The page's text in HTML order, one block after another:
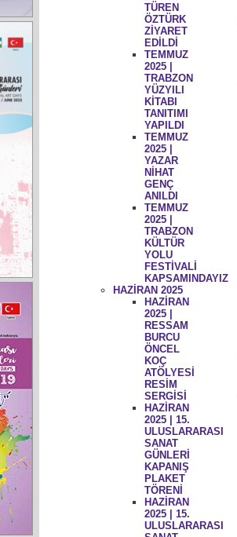
TÜREN
ÖZTÜRK
ZİYARET
EDİLDİ
TEMMUZ
2025 |
TRABZON
YÜZYILI
KİTABI
TANITIMI
YAPILDI
TEMMUZ
2025 |
YAZAR
NİHAT
GENÇ
ANILDI
TEMMUZ
2025 |
TRABZON
KÜLTÜR
YOLU
FESTİVALİ
KAPSAMINDAYIZ
HAZİRAN 2025
HAZİRAN
2025 |
RESSAM
BURCU
ÖNCEL
KOÇ
ATÖLYESİ
RESİM
SERGİSİ
HAZİRAN
2025 | 15.
ULUSLARARASI
SANAT
GÜNLERİ
KAPANIŞ
PLAKET
TÖRENİ
HAZİRAN
2025 | 15.
ULUSLARARASI